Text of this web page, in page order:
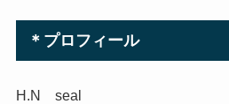
＊プロフィール
H.N seal